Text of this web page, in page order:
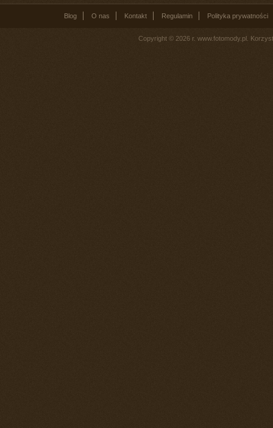
Blog O nas Kontakt Regulamin Polityka prywatności
Copyright © 2026 r. www.fotomody.pl.